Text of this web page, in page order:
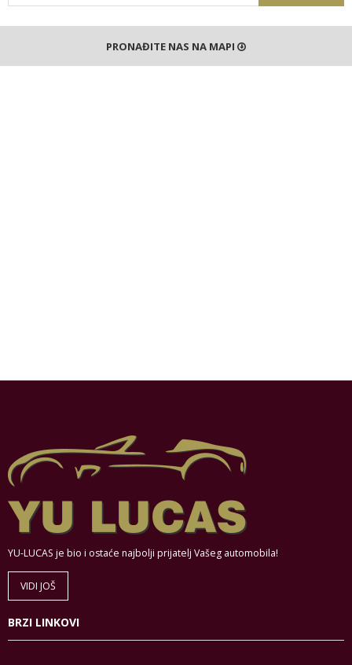
PRONAĐITE NAS NA MAPI
YU-LUCAS je bio i ostaće najbolji prijatelj Vašeg automobila!
VIDI JOŠ
BRZI LINKOVI